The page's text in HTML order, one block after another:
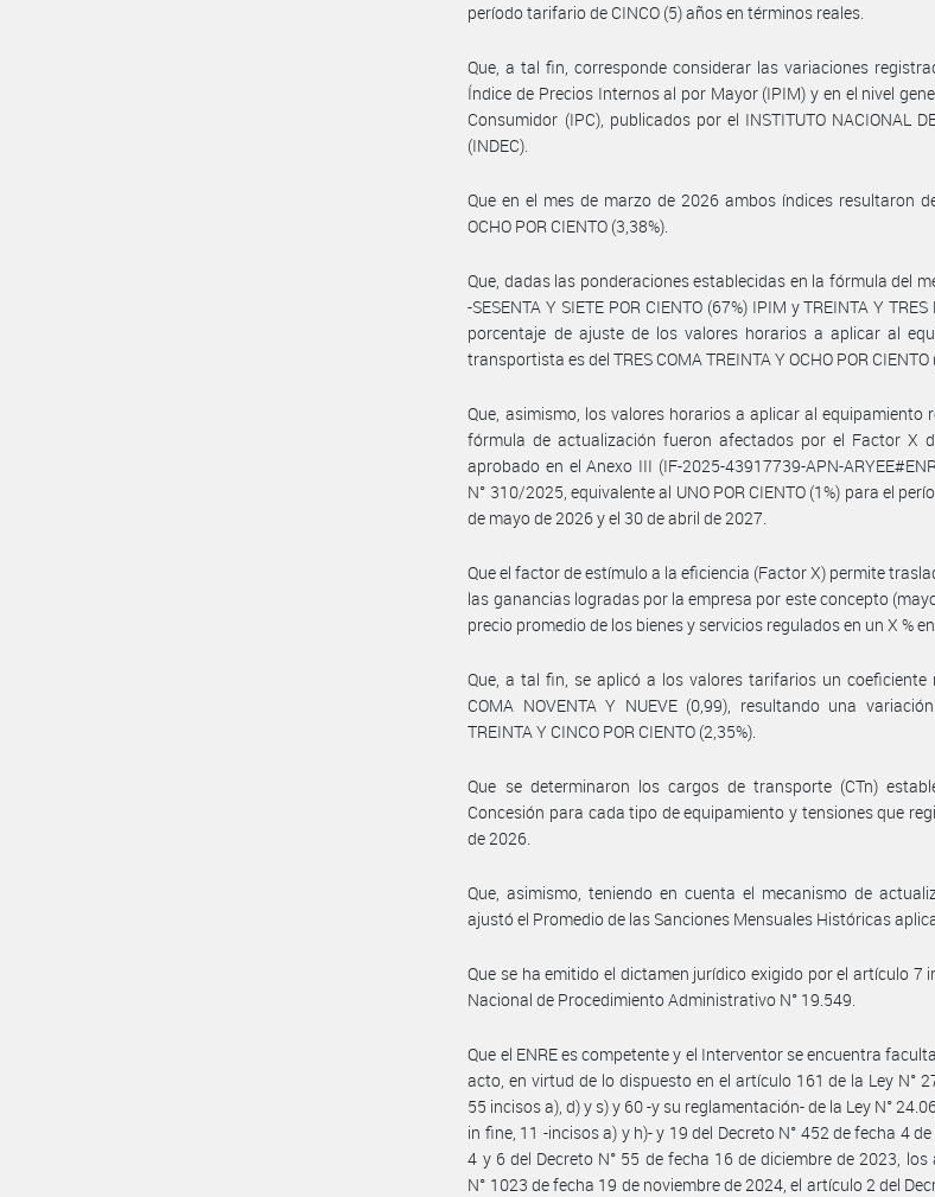
período tarifario de CINCO (5) años en términos reales.
Que, a tal fin, corresponde considerar las variaciones
Índice de Precios Internos al por Mayor (IPIM) y en el nivel
Consumidor (IPC), publicados por el INSTITUTO NACIONAL
(INDEC).
Que en el mes de marzo de 2026 ambos índices resultaron
OCHO POR CIENTO (3,38%).
Que, dadas las ponderaciones establecidas en la fórmula del
-SESENTA Y SIETE POR CIENTO (67%) IPIM y TREINTA Y TRES
porcentaje de ajuste de los valores horarios a aplicar al
transportista es del TRES COMA TREINTA Y OCHO POR CIENTO
Que, asimismo, los valores horarios a aplicar al equipamiento
fórmula de actualización fueron afectados por el Factor X
aprobado en el Anexo III (IF-2025-43917739-APN-
N° 310/2025, equivalente al UNO POR CIENTO (1%) para el
de mayo de 2026 y el 30 de abril de 2027.
Que el factor de estímulo a la eficiencia (Factor X) permite
las ganancias logradas por la empresa por este concepto
precio promedio de los bienes y servicios regulados en un X %
Que, a tal fin, se aplicó a los valores tarifarios un coeficiente
COMA NOVENTA Y NUEVE (0,99), resultando una
TREINTA Y CINCO POR CIENTO (2,35%).
Que se determinaron los cargos de transporte (CTn)
Concesión para cada tipo de equipamiento y tensiones que
de 2026.
Que, asimismo, teniendo en cuenta el mecanismo de
ajustó el Promedio de las Sanciones Mensuales Históricas
Que se ha emitido el dictamen jurídico exigido por el artículo 7
Nacional de Procedimiento Administrativo N° 19.549.
Que el ENRE es competente y el Interventor se encuentra
acto, en virtud de lo dispuesto en el artículo 161 de la Ley N°
55 incisos a), d) y s) y 60 -y su reglamentación- de la Ley N°
in fine, 11 -incisos a) y h)- y 19 del Decreto N° 452 de fecha 4
4 y 6 del Decreto N° 55 de fecha 16 de diciembre de 2023,
N° 1023 de fecha 19 de noviembre de 2024, el artículo 2 del